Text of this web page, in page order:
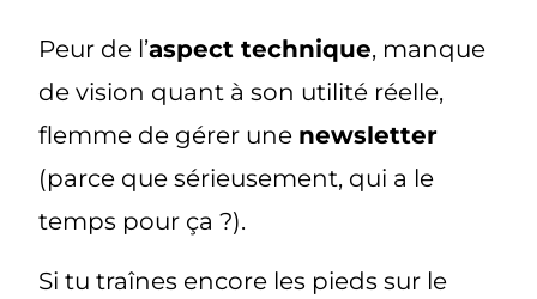
Peur de l’aspect technique, manque
de vision quant à son utilité réelle,
flemme de gérer une newsletter
(parce que sérieusement, qui a le
temps pour ça ?).
Si tu traînes encore les pieds sur le